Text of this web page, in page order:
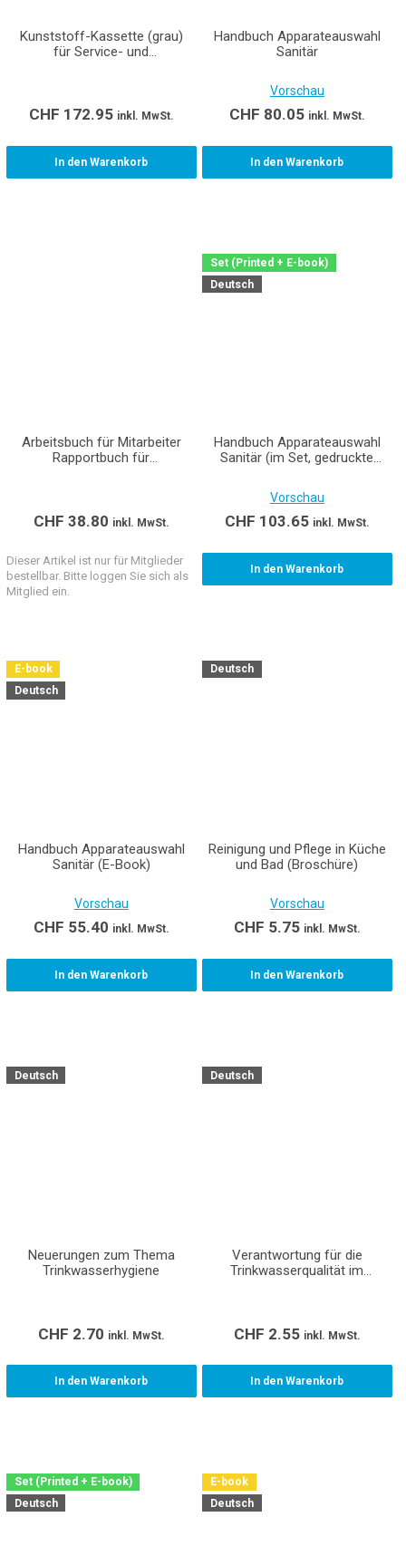
Kunststoff-Kassette (grau)
für Service- und
CHF 172.95 inkl. MwSt.
In den Warenkorb
Handbuch Apparateauswahl
Sanitär
Vorschau
CHF 80.05 inkl. MwSt.
In den Warenkorb
Arbeitsbuch für Mitarbeiter
Rapportbuch für
CHF 38.80 inkl. MwSt.
Dieser Artikel ist nur für Mitglieder
bestellbar. Bitte loggen Sie sich als
Mitglied ein.
Set (Printed + E-book)
Deutsch
Handbuch Apparateauswahl
Sanitär (im Set, gedruckte
Vorschau
CHF 103.65 inkl. MwSt.
In den Warenkorb
E-book
Deutsch
Handbuch Apparateauswahl
Sanitär (E-Book)
Vorschau
CHF 55.40 inkl. MwSt.
In den Warenkorb
Deutsch
Reinigung und Pflege in Küche
und Bad (Broschüre)
Vorschau
CHF 5.75 inkl. MwSt.
In den Warenkorb
Deutsch
Neuerungen zum Thema
Trinkwasserhygiene
CHF 2.70 inkl. MwSt.
In den Warenkorb
Deutsch
Verantwortung für die
Trinkwasserqualität im
CHF 2.55 inkl. MwSt.
In den Warenkorb
Set (Printed + E-book)
Deutsch
E-book
Deutsch